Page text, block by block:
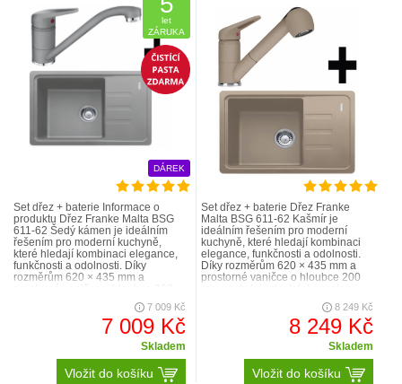
let
ZÁRUKA
DÁREK
Set dřez + baterie Informace o
produktu Dřez Franke Malta BSG
611-62 Šedý kámen je ideálním
řešením pro moderní kuchyně,
které hledají kombinaci elegance,
funkčnosti a odolnosti. Díky
rozměrům 620 × 435 mm a
mm poskytuje dostatek prostoru p..
7 009 Kč
7 009 Kč
Skladem
Vložit do košíku
Set dřez + baterie Dřez Franke
Malta BSG 611-62 Kašmír je
ideálním řešením pro moderní
kuchyně, které hledají kombinaci
elegance, funkčnosti a odolnosti.
Díky rozměrům 620 × 435 mm a
prostorné vaničce o hloubce 200
pro mytí nádobí i jeho odklád..8 249 Kč
8 249 Kč
Skladem
Vložit do košíku